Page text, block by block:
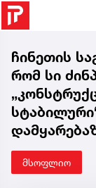
ჩინეთის
რომ სი
მსოფლიო